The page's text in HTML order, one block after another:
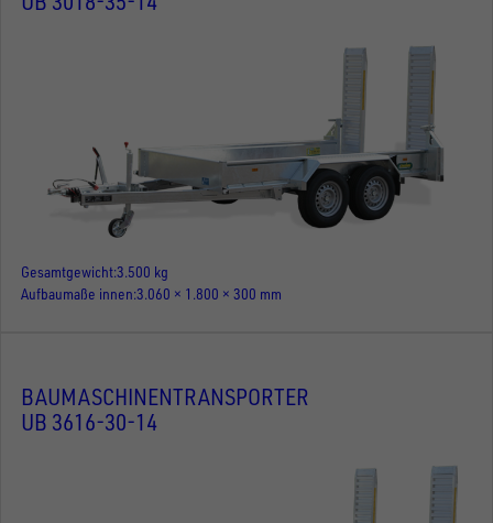
Gesamtgewicht3.500 kg
Aufbaumaße innen 3.060 × 1.800 × 300 mm
BAUMASCHINENTRANSPORTER
UB 3616-30-14